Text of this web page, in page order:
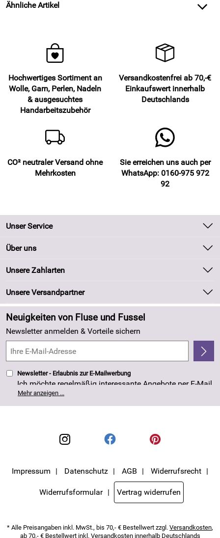
Ähnliche Artikel
Hochwertiges Sortiment an
Wolle, Garn, Perlen, Nadeln
& ausgesuchtes
Handarbeitszubehör
Versandkostenfrei ab 70,-€
Einkaufswert innerhalb
Deutschlands
CO² neutraler Versand ohne
Mehrkosten
Sie erreichen uns auch per
WhatsApp: 0160-975 972
92
Unser Service
Kontakt
Kundeninformationen
Newsletter
Zahlung und Versand
Kundenlogin
Über uns
Unsere Bestseller
Neu
Angebote
Made in Germany
4,8/5*****
Unsere Zahlarten
Unsere Versandpartner
Neuigkeiten von Fluse und Fussel
Newsletter anmelden & Vorteile sichern
Newsletter - Erlaubnis zur E-Mailwerbung
Ich möchte regelmäßig interessante Angebote per E-Mail
erhalten. Meine E-Mail-Adresse wird nicht an andere
Unternehmen weitergegeben. Die Einwilligung zur
Nutzung meiner E-Mail- Adresse für Werbezwecke kann
Mehr anzeigen ...
Impressum Datenschutz AGB Widerrufsrecht
Widerrufsformular Vertrag widerrufen
* Alle Preisangaben inkl. MwSt., bis 70,- € Bestellwert zzgl. Versandkosten,
ab 70,- € Bestellwert inkl. Versandkosteninnerhalb Deutschlands